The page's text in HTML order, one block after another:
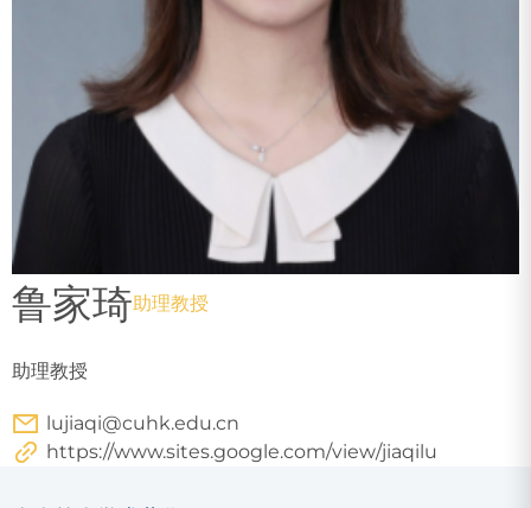
鲁家琦助理教授
助理教授
lujiaqi@cuhk.edu.cn
https://www.sites.google.com/view/jiaqilu